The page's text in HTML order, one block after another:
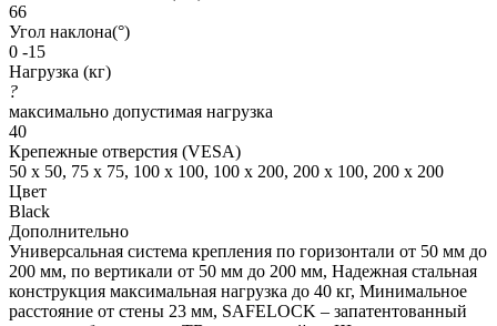
66
Угол наклона(°)
0 -15
Нагрузка (кг)
?
максимально допустимая нагрузка
40
Крепежные отверстия (VESA)
50 x 50, 75 x 75, 100 x 100, 100 x 200, 200 x 100, 200 x 200
Цвет
Black
Дополнительно
Универсальная система крепления по горизонтали от 50 мм до
200 мм, по вертикали от 50 мм до 200 мм, Надежная стальная
конструкция максимальная нагрузка до 40 кг, Минимальное
расстояние от стены 23 мм, SAFELOCK – запатентованный